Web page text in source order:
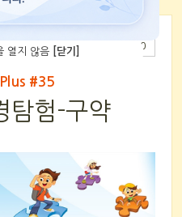
0
#35
탐험-구약
열지 않음 [닫기]